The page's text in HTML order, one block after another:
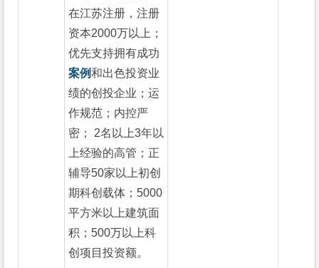
在江苏注册，注册
资本2000万以上；
优先支持拥有成功
案例和出色投资业
绩的创投企业；运
作规范；内控严
密； 2名以上3年以
上经验的高管；正
辅导50家以上初创
期科创载体；5000
平方米以上建筑面
积；500万以上科
创项目投资额。